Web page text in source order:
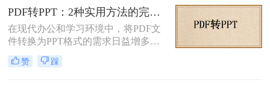
辑功能和动态展示效果。那么PDF如
何转PPT呢？本文将介绍三种将PDF
转换为PPT的方法，帮助您轻松完成
这一任务。
PDF转PPT：2种实用方法的完整操作流程和格式保留对比！
在现代办公和学习环境中，将PDF文
件转换为PPT格式的需求日益增多。
无论是为了更方便地编辑内容，还是
为了在演示文稿中更好地展示信息，
赞 踩